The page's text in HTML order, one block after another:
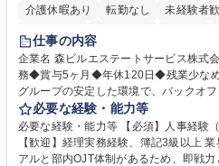
介護休暇あり 転勤なし 未経験者
経験者歓迎
完全週休2日制
交通費支給 長期歓
仕事の内容
企業名 森ビルエステートサービス株式会社 求人名 【森ビルG】人
務◆賞与5ヶ月◆年休120日◆残業少なめ◆リモート
グループの安定した環境で、バックオ
をお任せします。 労務と総務の業務を
度改定などのコア業務にも挑戦できる、や
理、給与計算、社会保険手続き、年末
き、社内規定の改定や人事制度改定な
必要な経験・能力等
必要な経験・能力等 【必須】人事経験
【歓迎】経理実務経験、簿記3級以上
アルと部内OJT体制があるため、即戦力